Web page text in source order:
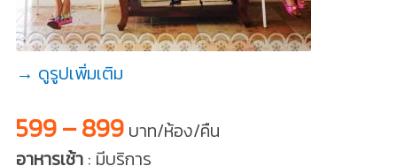
→ ดูรูปเพิ่มเติม
599 – 899บาท/ห้อง/คืน
อาหารเช้า: มีบริการ